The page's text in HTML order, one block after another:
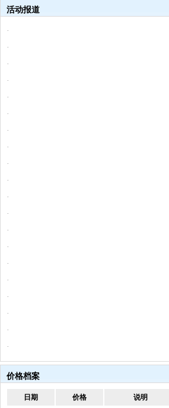
活动报道
·
·
·
·
·
·
·
·
·
·
·
·
·
·
·
·
·
·
·
·
价格档案
日期 价格 说明